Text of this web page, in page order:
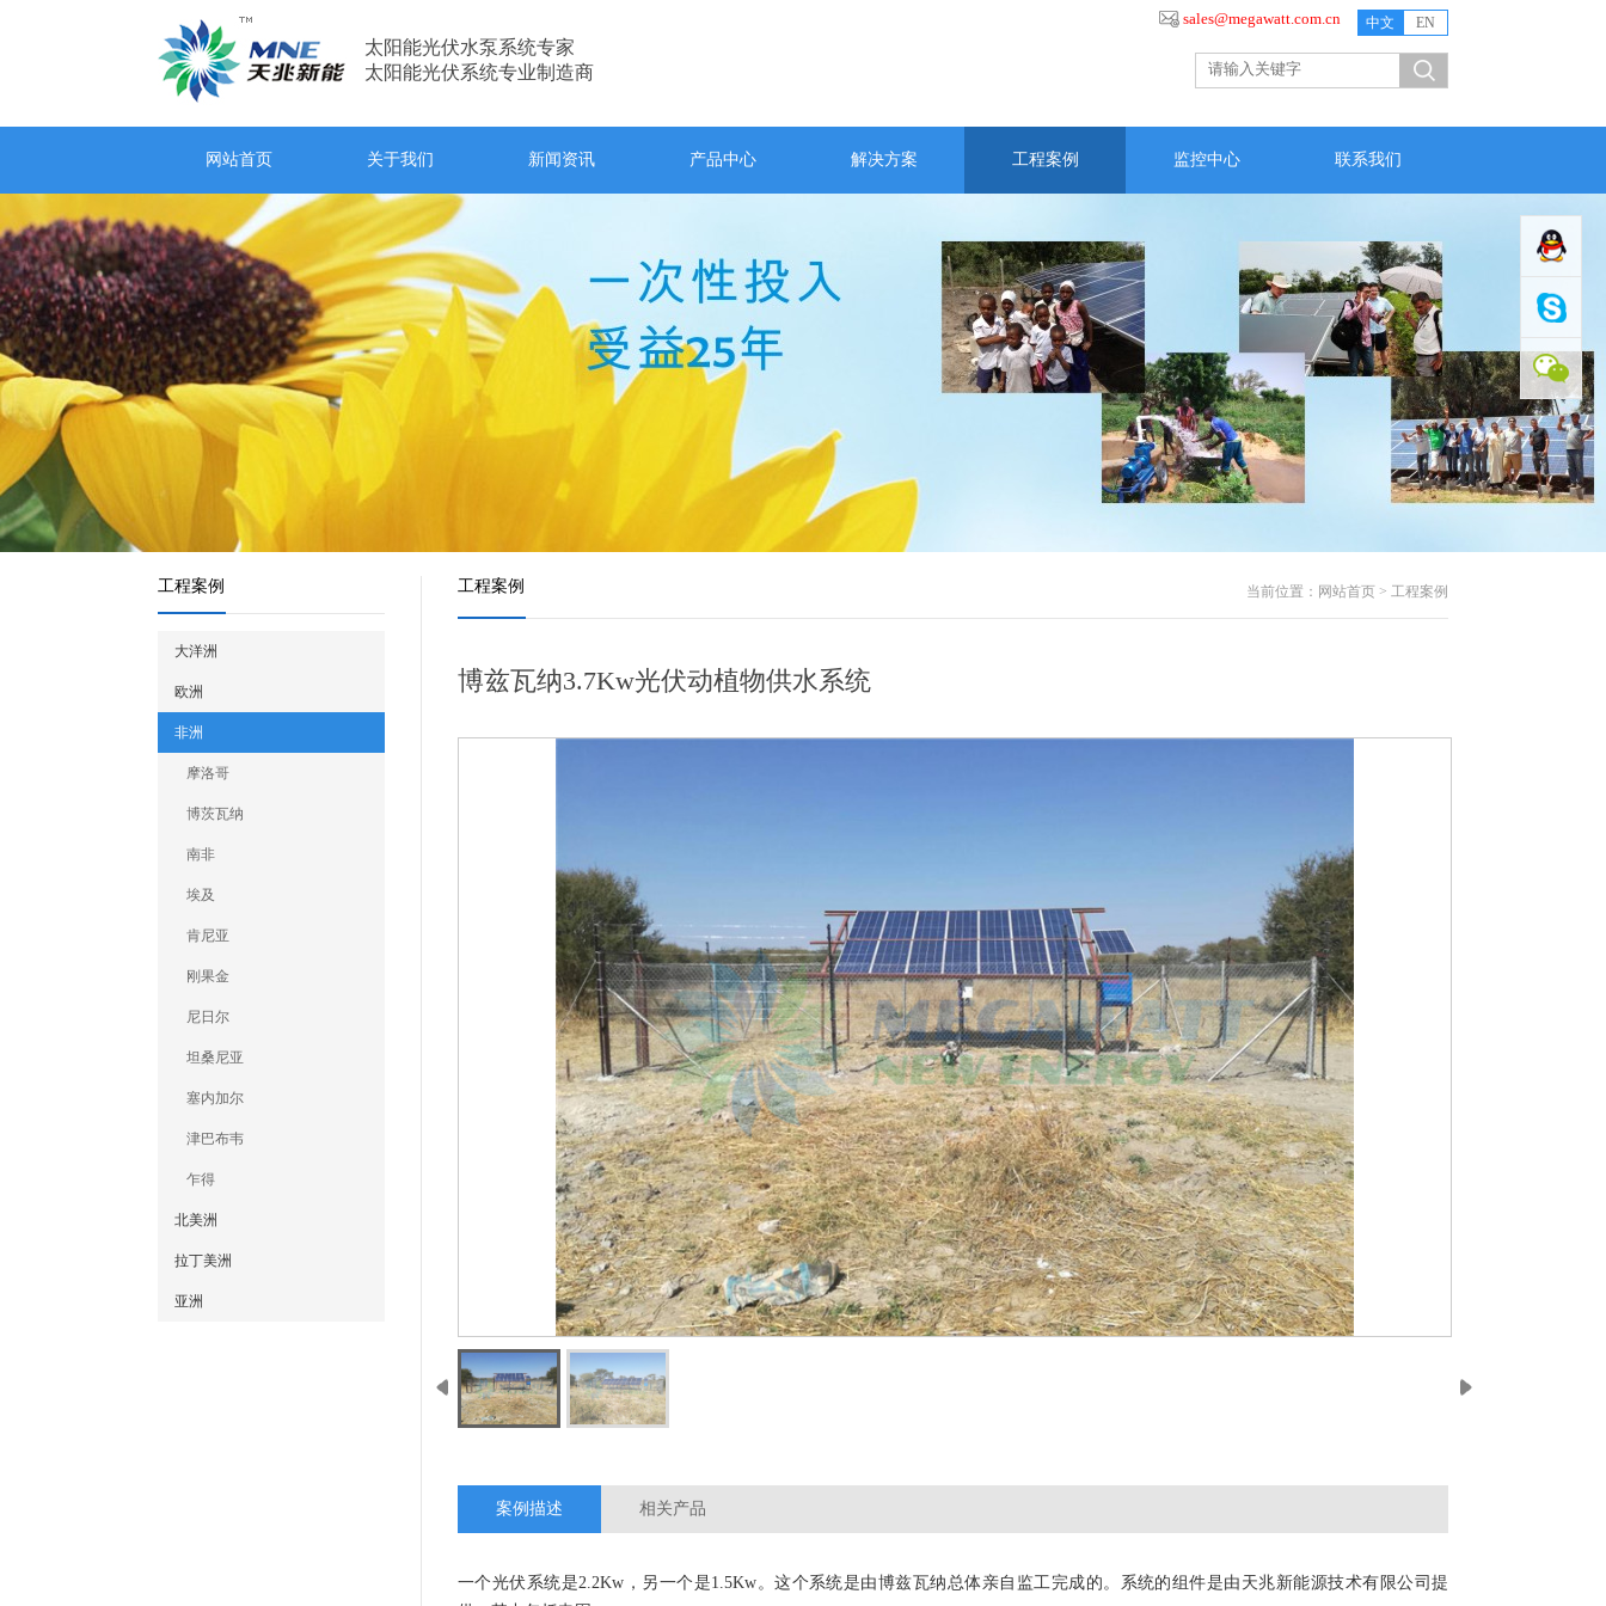
太阳能光伏水泵系统专家
太阳能光伏系统专业制造商
sales@megawatt.com.cn 中文 EN
网站首页 关于我们 新闻资讯 产品中心 解决方案 工程案例 监控中心 联系我们
工程案例
大洋洲
欧洲
非洲
摩洛哥
博茨瓦纳
南非
埃及
肯尼亚
刚果金
尼日尔
坦桑尼亚
塞内加尔
津巴布韦
乍得
北美洲
拉丁美洲
亚洲
工程案例 当前位置： 网站首页 > 工程案例
博兹瓦纳3.7Kw光伏动植物供水系统
案例描述 相关产品
一个光伏系统是2.2Kw，另一个是1.5Kw。这个系统是由博兹瓦纳总体亲自监工完成的。系统的组件是由天兆新能源技术有限公司提